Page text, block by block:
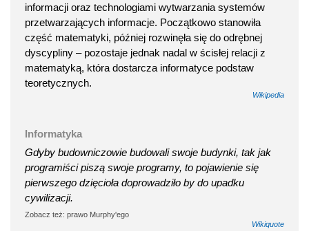
informacji oraz technologiami wytwarzania systemów
przetwarzających informacje. Początkowo stanowiła
część matematyki, później rozwinęła się do odrębnej
dyscypliny – pozostaje jednak nadal w ścisłej relacji z
matematyką, która dostarcza informatyce podstaw
teoretycznych.
Wikipedia
Informatyka
Gdyby budowniczowie budowali swoje budynki, tak jak
programiści piszą swoje programy, to pojawienie się
pierwszego dzięcioła doprowadziło by do upadku
cywilizacji.
Zobacz też: prawo Murphy'ego
Wikiquote